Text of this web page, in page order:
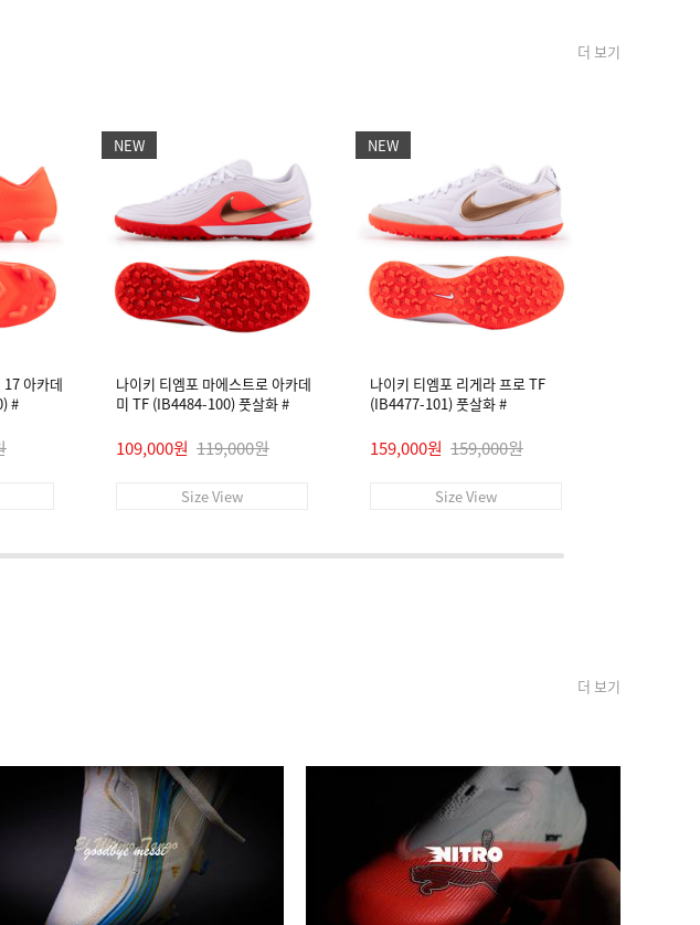
더 보기
아카데
#
NEW
나이키 티엠포 마에스트로 아카데
미 TF (IB4484-100) 풋살화 #
109,000원 119,000원
Size View
NEW
나이키 티엠포 리게라 프로 TF
(IB4477-101) 풋살화 #
159,000원 159,000원
Size View
더 보기